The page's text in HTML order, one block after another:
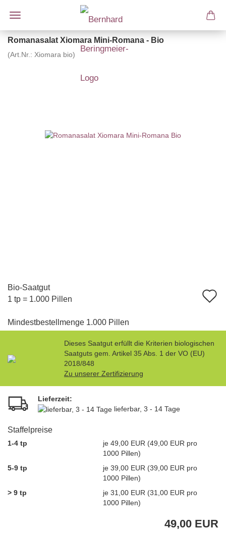
Romanasalat Xiomara Mini-Romana - Bio
(Art.Nr.: Xiomara bio)
Bio-Saatgut
1 tp = 1.000 Pillen
Mindestbestellmenge 1.000 Pillen
Dieses Saatgut erfüllt die Kriterien biologischen
Saatguts gem. Artikel 35 Abs. 1 der VO (EU)
2018/848
Zu unserer Zertifizierung
Lieferzeit:
lieferbar, 3 - 14 Tage
Staffelpreise
1-4 tp
je 49,00 EUR (49,00 EUR pro
1000 Pillen)
5-9 tp
je 39,00 EUR (39,00 EUR pro
1000 Pillen)
> 9 tp
je 31,00 EUR (31,00 EUR pro
1000 Pillen)
49,00 EUR